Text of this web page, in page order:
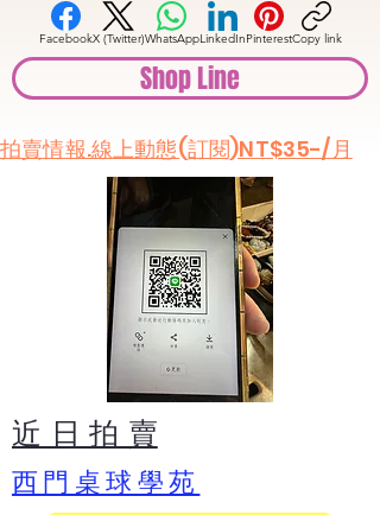
FacebookX (Twitter)WhatsAppLinkedInPinterestCopy link
Shop Line
​拍賣情報.線上動態(訂閱)NT$35-/月
​近 日 拍 賣
​西門桌球學苑